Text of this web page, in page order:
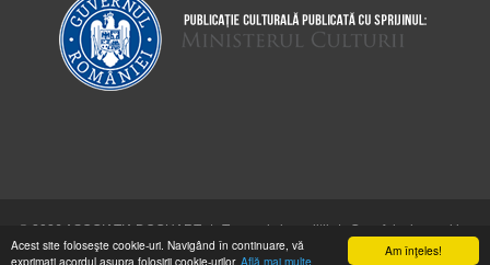
Am înţeles!
Acest site foloseşte cookie-uri. Navigând în continuare, vă
exprimaţi acordul asupra folosirii cookie-urilor. Află mai multe
© 2026 ASOCIAŢIA DOCUART | Termeni şi condiţii |
Cum folosim cookie-
urile